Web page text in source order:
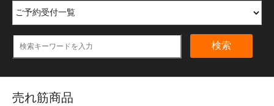
検索
売れ筋商品